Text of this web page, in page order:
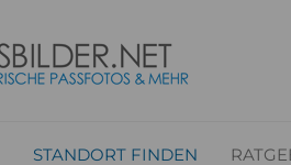
STANDORT FINDEN